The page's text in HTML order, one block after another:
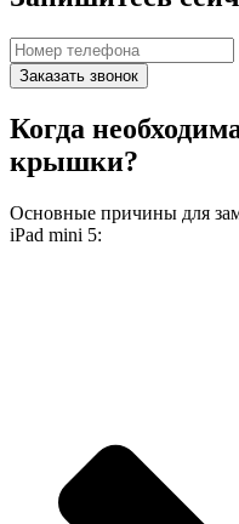
Заказать звонок
Когда
крышки?
Основные причины для
iPad mini 5: